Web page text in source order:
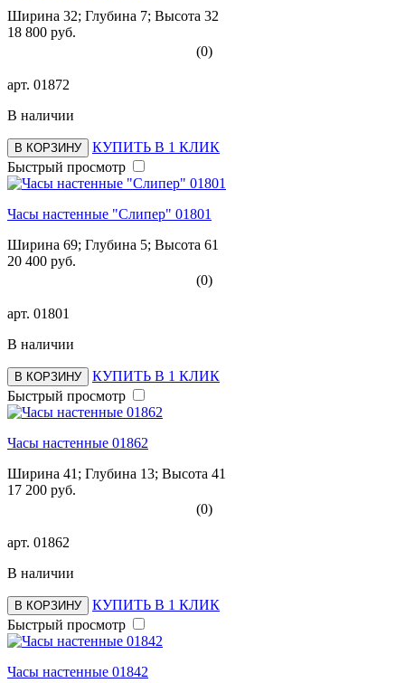
Ширина 32; Глубина 7; Высота 32
18 800 руб.
(0)
арт. 01872
В наличии
В КОРЗИНУ
КУПИТЬ В 1 КЛИК
Быстрый просмотр
Часы настенные "Слипер" 01801
Ширина 69; Глубина 5; Высота 61
20 400 руб.
(0)
арт. 01801
В наличии
В КОРЗИНУ
КУПИТЬ В 1 КЛИК
Быстрый просмотр
Часы настенные 01862
Ширина 41; Глубина 13; Высота 41
17 200 руб.
(0)
арт. 01862
В наличии
В КОРЗИНУ
КУПИТЬ В 1 КЛИК
Быстрый просмотр
Часы настенные 01842